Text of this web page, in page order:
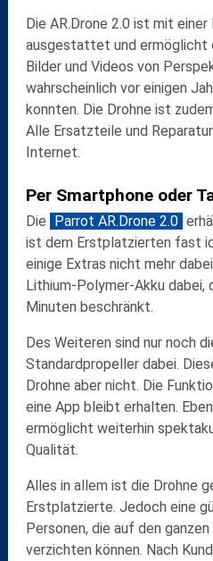
Die AR.Drone 2.0 ist mit einer
ausgestattet und ermöglicht
Bilder und Videos von
wahrscheinlich vor einigen
konnten. Die Drohne ist
Alle Ersatzteile und
Internet.
Per Smartphone oder
Die Parrot AR.Drone 2.0
ist dem Erstplatzierten fast
einige Extras nicht mehr
Lithium-Polymer-Akku dabei,
Minuten beschränkt.
Des Weiteren sind nur noch
Standardpropeller dabei.
Drohne aber nicht. Die
eine App bleibt erhalten.
ermöglicht weiterhin
Qualität.
Alles in allem ist die Drohne
Erstplatzierte. Jedoch eine
Personen, die auf den
verzichten können. Nach